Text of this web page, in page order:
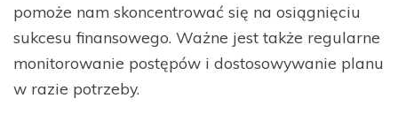
pomoże nam skoncentrować się na osiągnięciu
sukcesu finansowego. Ważne jest także regularne
monitorowanie postępów i dostosowywanie planu
w razie potrzeby.